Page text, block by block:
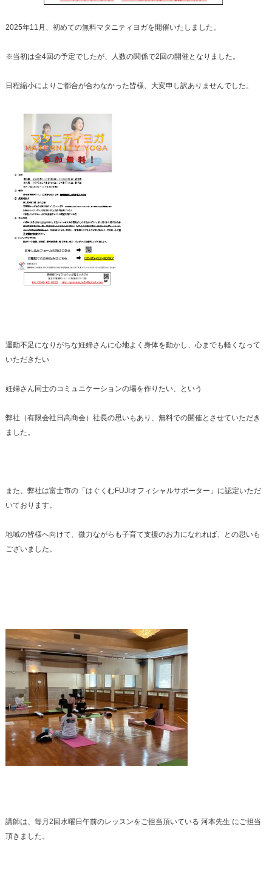
2025年11月、初めての無料マタニティヨガを開催いたしました。
※当初は全4回の予定でしたが、人数の関係で2回の開催となりました。
日程縮小によりご都合が合わなかった皆様、大変申し訳ありませんでした。
運動不足になりがちな妊婦さんに心地よく身体を動かし、心までも軽くなって
いただきたい
妊婦さん同士のコミュニケーションの場を作りたい、という
弊社（有限会社日高商会）社長の思いもあり、無料での開催とさせていただき
ました。
また、弊社は富士市の「はぐくむFUJIオフィシャルサポーター」に認定いただ
いております。
地域の皆様へ向けて、微力ながらも子育て支援のお力になれれば、との思いも
ございました。
講師は、毎月2回水曜日午前のレッスンをご担当頂いている 河本先生 にご担当
頂きました。